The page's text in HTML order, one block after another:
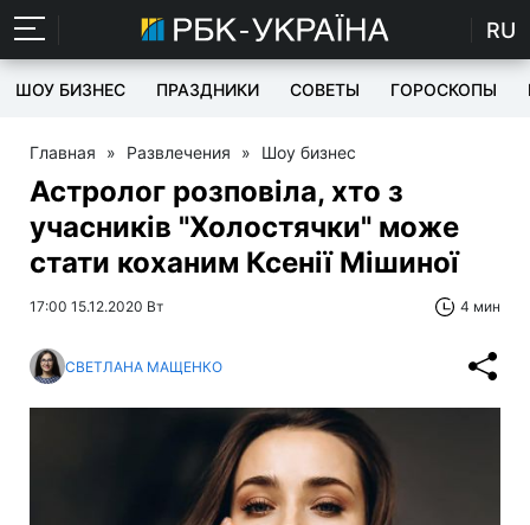
RU
ШОУ БИЗНЕС ПРАЗДНИКИ СОВЕТЫ ГОРОСКОПЫ
Главная » Развлечения » Шоу бизнес
Астролог розповіла, хто з
учасників "Холостячки" може
стати коханим Ксенії Мішиної
17:00 15.12.2020 Вт 4 мин
СВЕТЛАНА МАЩЕНКО